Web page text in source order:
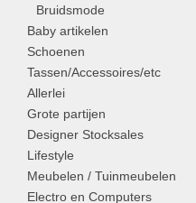
Bruidsmode
Baby artikelen
Schoenen
Tassen/Accessoires/etc
Allerlei
Grote partijen
Designer Stocksales
Lifestyle
Meubelen / Tuinmeubelen
Electro en Computers